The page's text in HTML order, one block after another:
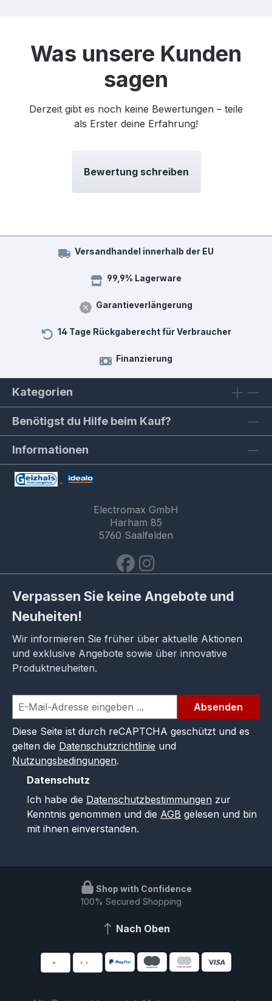
Was unsere Kunden
sagen
Derzeit gibt es noch keine Bewertungen – teile
als Erster deine Erfahrung!
Bewertung schreiben
Versandhandel innerhalb der EU
99,9% Lagerware
Garantieverlängerung
14 Tage Rückgaberecht für Verbraucher
Finanzierung
Kategorien
Benötigst du Hilfe beim Kauf?
Informationen
Electromax GmbH
Harham 85
5760 Saalfelden
Verpassen Sie keine Angebote und
Neuheiten!
Wir informieren Sie früher über aktuelle Aktionen
und exklusive Angebote sowie über innovative
Produktneuheiten.
Absenden
Diese Seite ist durch reCAPTCHA geschützt und es
gelten die Datenschutzrichtlinie und
Nutzungsbedingungen.
Datenschutz
Ich habe die Datenschutzbestimmungen zur
Kenntnis genommen und die AGB gelesen und bin
mit ihnen einverstanden.
Shop with Confidence
100% Secured Shopping
Nach Oben